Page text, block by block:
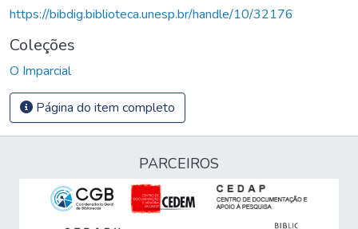
https://bibdig.biblioteca.unesp.br/handle/10/32176
Coleções
O Imparcial
Página do item completo
PARCEIROS